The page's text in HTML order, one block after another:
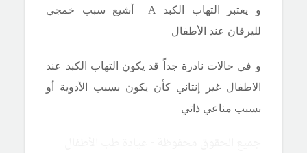
و يعتبر التهاب الكبد A
أشيع سبب خمجي
لليرقان عند الأطفال
و في حالات نادرة جداً قد يكون التهاب الكبد عند
الاطفال غير إنتاني كأن يكون بسبب الأدوية أو
بسبب مناعي ذاتي